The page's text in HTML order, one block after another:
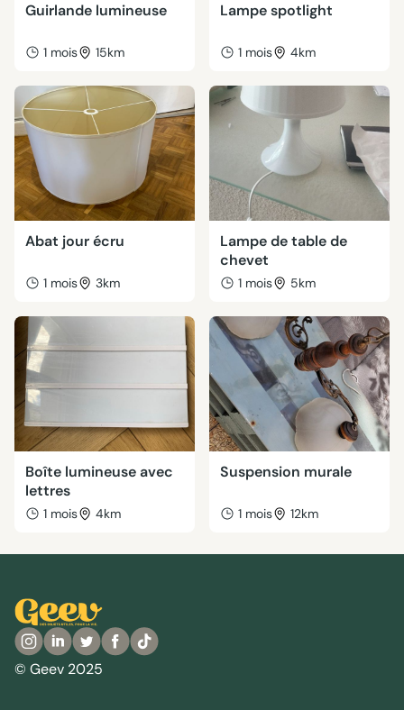
Guirlande lumineuse
1 mois 15km
Lampe spotlight
1 mois 4km
Abat jour écru
1 mois 3km
Lampe de table de
chevet
1 mois 5km
Boîte lumineuse avec
lettres
1 mois 4km
Suspension murale
1 mois 12km
© Geev 2025